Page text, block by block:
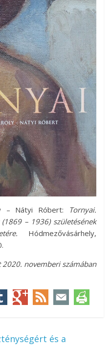
– Nátyi Róbert: Tornyai.
– 1936) születésének
Hódmezővásárhely,
novemberi számában
és a